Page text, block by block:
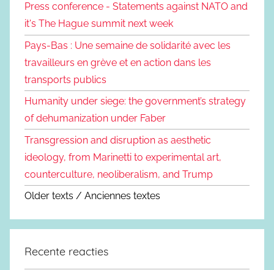
Press conference - Statements against NATO and
it's The Hague summit next week
Pays-Bas : Une semaine de solidarité avec les
travailleurs en grève et en action dans les
transports publics
Humanity under siege: the government’s strategy
of dehumanization under Faber
Transgression and disruption as aesthetic
ideology, from Marinetti to experimental art,
counterculture, neoliberalism, and Trump
Older texts / Anciennes textes
Recente reacties